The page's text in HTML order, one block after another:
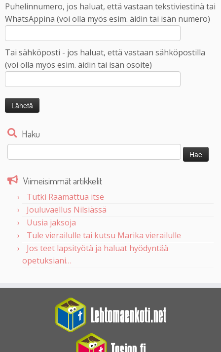
Puhelinnumero, jos haluat, että vastaan tekstiviestinä tai
WhatsAppina (voi olla myös esim. äidin tai isän numero)
Tai sähköposti - jos haluat, että vastaan sähköpostilla
(voi olla myös esim. äidin tai isän osoite)
Haku
Haku:
Viimeisimmät artikkelit
Tutki Raamattua itse
Jouluvaellus Nilsiässä
Uusia jaksoja
Tule vierailulle tai kutsu Marika vierailulle
Jos teet lapsityötä ja haluat hyödyntää
opetuksiani…